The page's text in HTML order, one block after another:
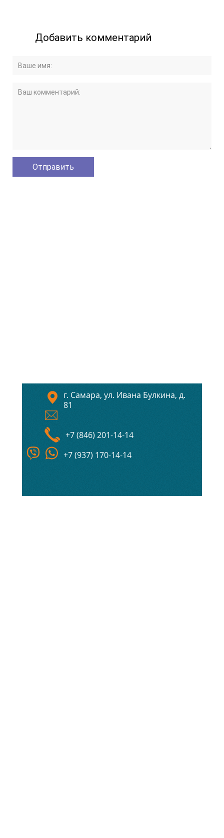
Добавить комментарий
г. Самара, ул. Ивана Булкина, д.
81
+7 (846) 201-14-14
+7 (937) 170-14-14